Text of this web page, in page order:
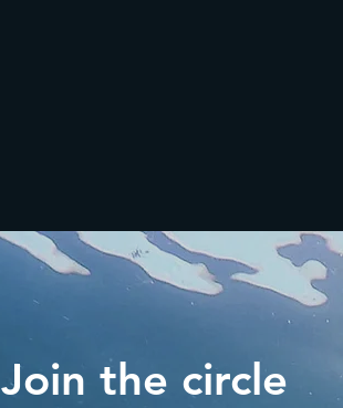
Join the circle